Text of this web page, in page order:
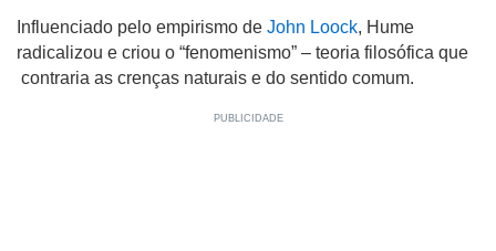
Influenciado pelo empirismo de John Loock, Hume
radicalizou e criou o “fenomenismo” – teoria filosófica que
contraria as crenças naturais e do sentido comum.